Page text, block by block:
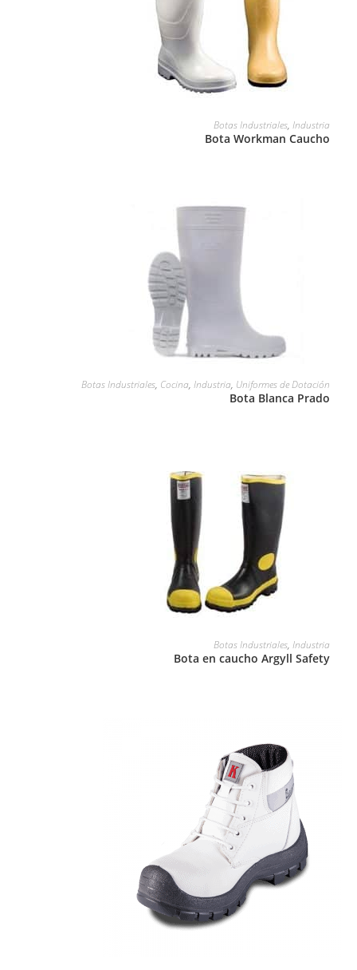
Botas Industriales,Industria
Bota Workman Caucho
LEER MÁS
Botas Industriales, Cocina,Industria, Uniformes de Dotación
Bota Blanca Prado
Botas Industriales,Industria
Bota en caucho Argyll Safety